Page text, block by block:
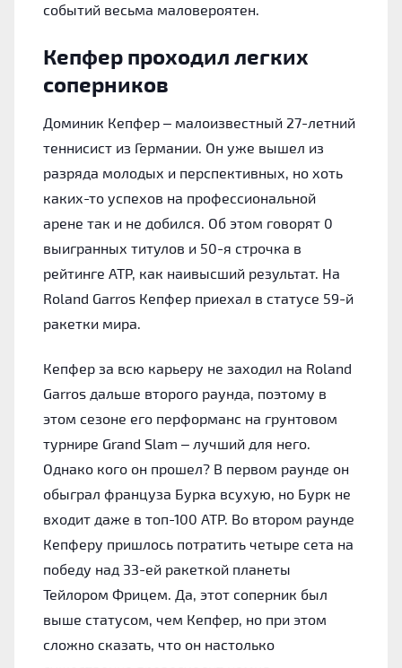
событий весьма маловероятен.
Кепфер проходил легких
соперников
Доминик Кепфер – малоизвестный 27-летний
теннисист из Германии. Он уже вышел из
разряда молодых и перспективных, но хоть
каких-то успехов на профессиональной
арене так и не добился. Об этом говорят 0
выигранных титулов и 50-я строчка в
рейтинге ATP, как наивысший результат. На
Roland Garros Кепфер приехал в статусе 59-й
ракетки мира.
Кепфер за всю карьеру не заходил на Roland
Garros дальше второго раунда, поэтому в
этом сезоне его перформанс на грунтовом
турнире Grand Slam – лучший для него.
Однако кого он прошел? В первом раунде он
обыграл француза Бурка всухую, но Бурк не
входит даже в топ-100 ATP. Во втором раунде
Кепферу пришлось потратить четыре сета на
победу над 33-ей ракеткой планеты
Тейлором Фрицем. Да, этот соперник был
выше статусом, чем Кепфер, но при этом
сложно сказать, что он настолько